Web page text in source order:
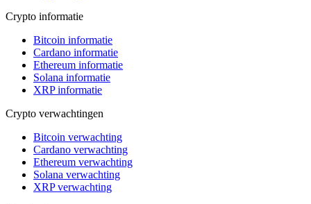
Crypto informatie
Bitcoin informatie
Cardano informatie
Ethereum informatie
Solana informatie
XRP informatie
Crypto verwachtingen
Bitcoin verwachting
Cardano verwachting
Ethereum verwachting
Solana verwachting
XRP verwachting